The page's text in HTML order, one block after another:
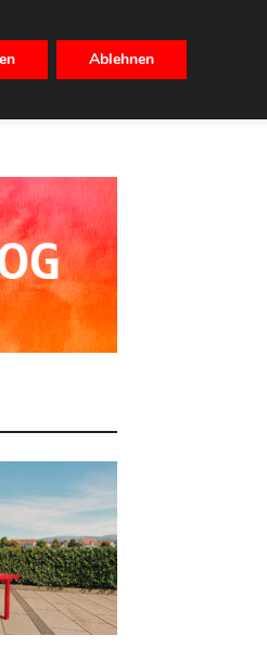
Ablehnen